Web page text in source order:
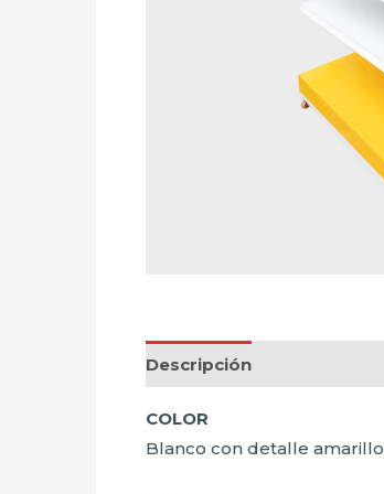
Descripción
COLOR
Blanco con detalle amarillo